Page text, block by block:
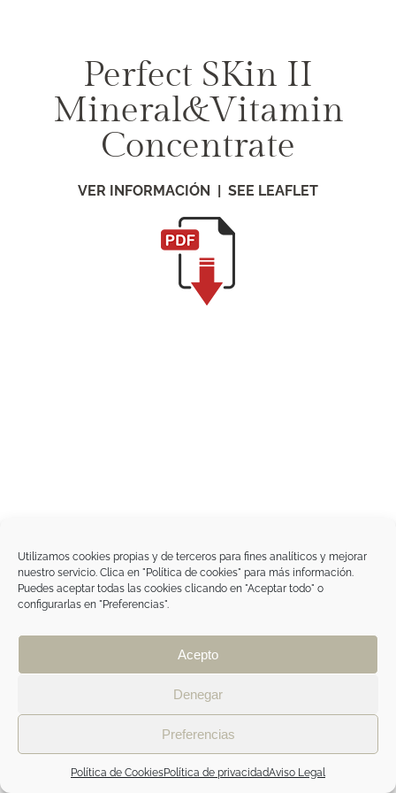
Utilizamos cookies propias y de terceros para fines analíticos y mejorar
nuestro servicio. Clica en "Política de cookies" para más información.
Puedes aceptar todas las cookies clicando en "Aceptar todo" o
configurarlas en "Preferencias".
Acepto
Denegar
Preferencias
Política de CookiesPolítica de privacidadAviso Legal
Perfect SKin II
Mineral&Vitamin
Concentrate
VER INFORMACIÓN | SEE LEAFLET